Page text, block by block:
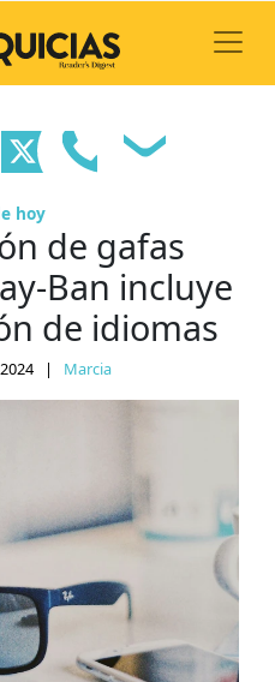
hoy
de gafas
Ban incluye
de idiomas
| Marcia